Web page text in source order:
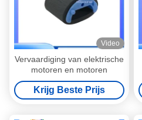
Video
Vervaardiging van elektrische
motoren en motoren
Krijg Beste Prijs